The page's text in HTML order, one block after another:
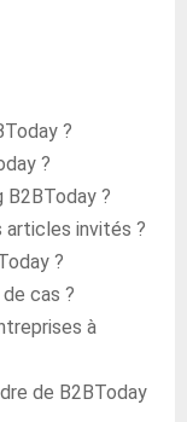
?
?
B2BToday ?
articles invités ?
?
cas ?
à
de B2BToday